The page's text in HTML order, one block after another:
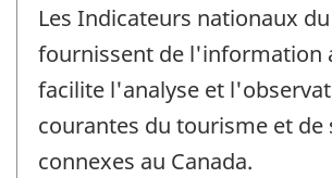
Les Indicateurs nationaux
fournissent de l'information
facilite l'analyse et
courantes du tourisme et de
connexes au Canada.